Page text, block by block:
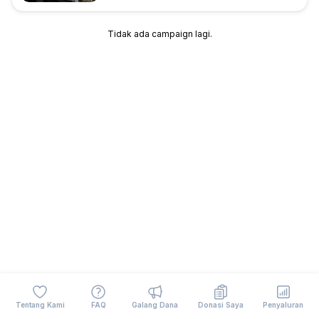
Tidak ada campaign lagi.
Tentang Kami FAQ Galang Dana Donasi Saya Penyaluran